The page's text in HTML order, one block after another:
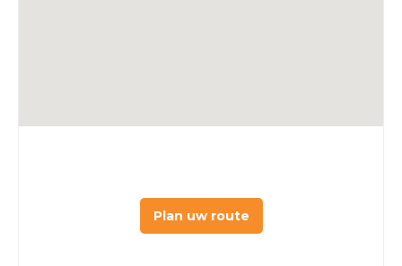
Plan uw route